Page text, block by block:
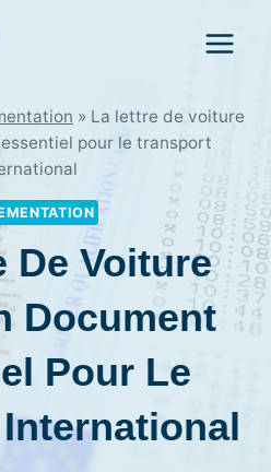
» La lettre de voiture
pour le transport
De Voiture
Document
Pour Le